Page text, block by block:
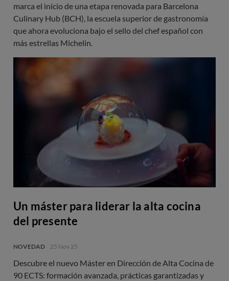
marca el inicio de una etapa renovada para Barcelona
Culinary Hub (BCH), la escuela superior de gastronomía
que ahora evoluciona bajo el sello del chef español con
más estrellas Michelin.
Un máster para liderar la alta cocina
del presente
NOVEDAD 25 Nov 25
Descubre el nuevo Máster en Dirección de Alta Cocina de
90 ECTS: formación avanzada, prácticas garantizadas y